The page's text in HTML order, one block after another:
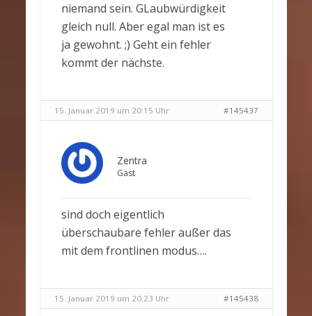
niemand sein. GLaubwürdigkeit
gleich null. Aber egal man ist es
ja gewohnt. ;) Geht ein fehler
kommt der nächste.
15. Januar 2019 um 20:15 Uhr #145437
Zentra
Gast
sind doch eigentlich
überschaubare fehler außer das
mit dem frontlinen modus….
15. Januar 2019 um 20:23 Uhr #145438